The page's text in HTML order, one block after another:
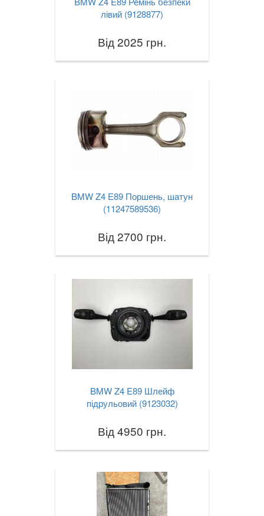
лівий (9128877)
Від 2025 грн.
BMW Z4 E89 Поршень, шатун
(11247589536)
Від 2700 грн.
BMW Z4 E89 Шлейф
підрульовий (9123032)
Від 4950 грн.